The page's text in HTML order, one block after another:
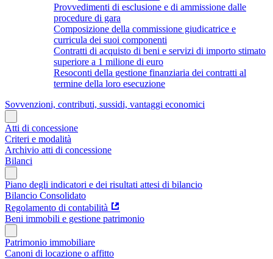
Provvedimenti di esclusione e di ammissione dalle
procedure di gara
Composizione della commissione giudicatrice e
curricula dei suoi componenti
Contratti di acquisto di beni e servizi di importo stimato
superiore a 1 milione di euro
Resoconti della gestione finanziaria dei contratti al
termine della loro esecuzione
Sovvenzioni, contributi, sussidi, vantaggi economici
Atti di concessione
Criteri e modalità
Archivio atti di concessione
Bilanci
Piano degli indicatori e dei risultati attesi di bilancio
Bilancio Consolidato
Regolamento di contabilità
Beni immobili e gestione patrimonio
Patrimonio immobiliare
Canoni di locazione o affitto